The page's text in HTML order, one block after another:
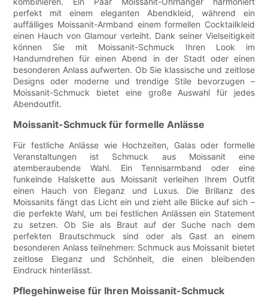
perfekt mit einem eleganten Abendkleid, während ein
auffälliges Moissanit-Armband einem formellen Cocktailkleid
einen Hauch von Glamour verleiht. Dank seiner Vielseitigkeit
können Sie mit Moissanit-Schmuck Ihren Look im
Handumdrehen für einen Abend in der Stadt oder einen
besonderen Anlass aufwerten. Ob Sie klassische und zeitlose
Designs oder moderne und trendige Stile bevorzugen –
Moissanit-Schmuck bietet eine große Auswahl für jedes
Abendoutfit.
Moissanit-Schmuck für formelle Anlässe
Für festliche Anlässe wie Hochzeiten, Galas oder formelle
Veranstaltungen ist Schmuck aus Moissanit eine
atemberaubende Wahl. Ein Tennisarmband oder eine
funkelnde Halskette aus Moissanit verleihen Ihrem Outfit
einen Hauch von Eleganz und Luxus. Die Brillanz des
Moissanits fängt das Licht ein und zieht alle Blicke auf sich –
die perfekte Wahl, um bei festlichen Anlässen ein Statement
zu setzen. Ob Sie als Braut auf der Suche nach dem
perfekten Brautschmuck sind oder als Gast an einem
besonderen Anlass teilnehmen: Schmuck aus Moissanit bietet
zeitlose Eleganz und Schönheit, die einen bleibenden
Eindruck hinterlässt.
Pflegehinweise für Ihren Moissanit-Schmuck